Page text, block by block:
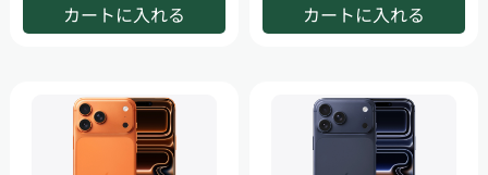
カートに入れる カートに入れる